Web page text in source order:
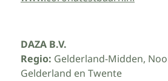
DAZA B.V.
Regio: Gelderland-Midden,
Gelderland en Twente